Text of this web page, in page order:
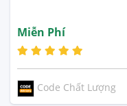
Miễn Phí
Code Chất Lượng